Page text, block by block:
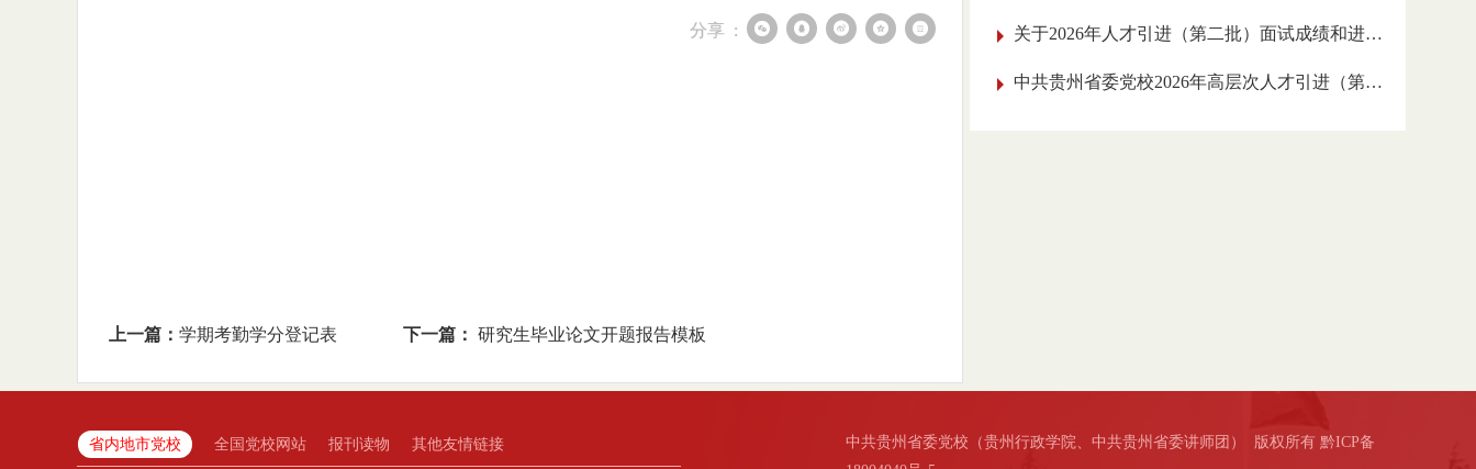
分享 :
上一篇： 学期考勤学分登记表 下一篇： 研究生毕业论文开题报告模板
关于2026年人才引进（第二批）面试成绩和进入实践工作考核环节人员的公告
中共贵州省委党校2026年高层次人才引进（第二批）面试公告
中共贵州省委党校（贵州行政学院、中共贵州省委讲师团） 版权所有 黔ICP备
省内地市党校 全国党校网站 报刊读物 其他友情链接